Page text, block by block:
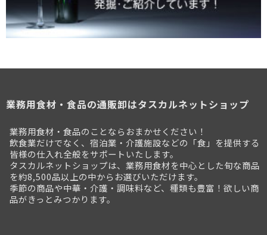
業務用食材・食品の通販卸はタスカルネットショップ
業務用食材・食品のことならおまかせください！
飲食業だけでなく、宿泊業・介護施設などの「食」を提供する
皆様の仕入れ全般をサポートいたします。
タスカルネットショップは、業務用食材を中心とした旬な商品
を約8,500品以上の中からお選びいただけます。
季節の商品や中華・介護・調味料など、種類も豊富！欲しい商
品がきっとみつかります。